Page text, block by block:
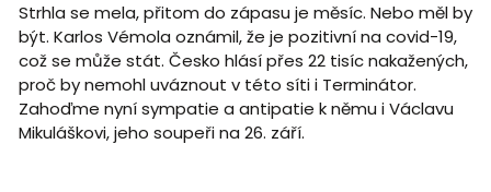
Strhla se mela, přitom do zápasu je měsíc. Nebo měl by
být. Karlos Vémola oznámil, že je pozitivní na covid-19,
což se může stát. Česko hlásí přes 22 tisíc nakažených,
proč by nemohl uváznout v této síti i Terminátor.
Zahoďme nyní sympatie a antipatie k němu i Václavu
Mikuláškovi, jeho soupeři na 26. září.